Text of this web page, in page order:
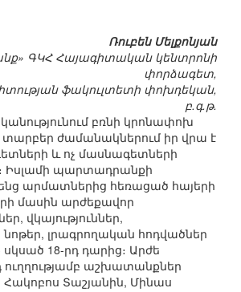
Ռուբեն Մելքոնյան
ԳԿՀ Հայագիտական կենտրոնի
փորձագետ,
ֆակուլտետի փոխդեկան,
բ.գ.թ.
բռնի կրոնափոխ
տարբեր ժամանակներում իր վրա է
և ոչ մասնագետների
Իսլամի պարտադրանքի
արմատներից հեռացած հայերի
մասին արժեքավոր
վկայություններ,
լրագրողական հոդվածներ
18-րդ դարից։ Արժե
ուղղությամբ աշխատանքներ
Տաշյանին, Մինաս